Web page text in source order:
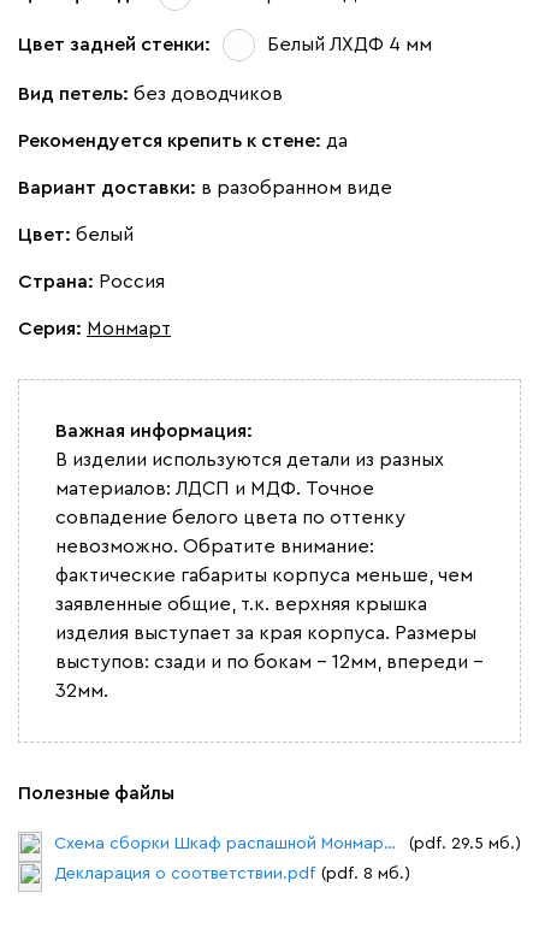
Цвет задней стенки: Белый ЛХДФ 4 мм
Вид петель: без доводчиков
Рекомендуется крепить к стене: да
Вариант доставки: в разобранном виде
Цвет: белый
Страна: Россия
Серия: Монмарт
Важная информация:
В изделии используются детали из разных
материалов: ЛДСП и МДФ. Точное
совпадение белого цвета по оттенку
невозможно. Обратите внимание:
фактические габариты корпуса меньше, чем
заявленные общие, т.к. верхняя крышка
изделия выступает за края корпуса. Размеры
выступов: сзади и по бокам - 12мм, впереди -
32мм.
Полезные файлы
Схема сборки Шкаф распашной Монмарт типовая.pdf
(pdf. 29.5 мб.)
Декларация о соответствии.pdf (pdf. 8 мб.)